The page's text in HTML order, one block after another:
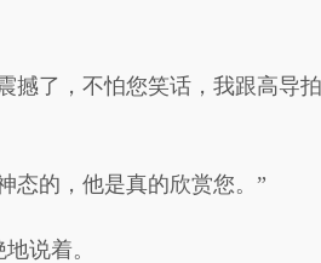
撼了，不怕您笑话，我跟高导
态的，他是真的欣赏您。”
说着。